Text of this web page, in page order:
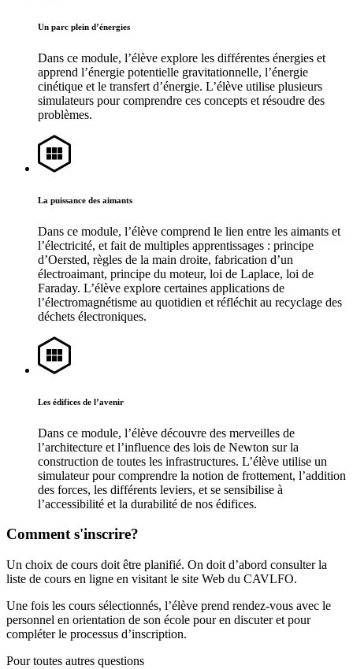
Un parc plein d’énergies
Dans ce module, l’élève explore les différentes énergies et
apprend l’énergie potentielle gravitationnelle, l’énergie
cinétique et le transfert d’énergie. L’élève utilise plusieurs
simulateurs pour comprendre ces concepts et résoudre des
problèmes.
La puissance des aimants
Dans ce module, l’élève comprend le lien entre les aimants et
l’électricité, et fait de multiples apprentissages : principe
d’Oersted, règles de la main droite, fabrication d’un
électroaimant, principe du moteur, loi de Laplace, loi de
Faraday. L’élève explore certaines applications de
l’électromagnétisme au quotidien et réfléchit au recyclage des
déchets électroniques.
Les édifices de l’avenir
Dans ce module, l’élève découvre des merveilles de
l’architecture et l’influence des lois de Newton sur la
construction de toutes les infrastructures. L’élève utilise un
simulateur pour comprendre la notion de frottement, l’addition
des forces, les différents leviers, et se sensibilise à
l’accessibilité et la durabilité de nos édifices.
Comment s'inscrire?
Un choix de cours doit être planifié. On doit d’abord consulter la
liste de cours en ligne en visitant le site Web du CAVLFO.
Une fois les cours sélectionnés, l’élève prend rendez-vous avec le
personnel en orientation de son école pour en discuter et pour
compléter le processus d’inscription.
Pour toutes autres questions